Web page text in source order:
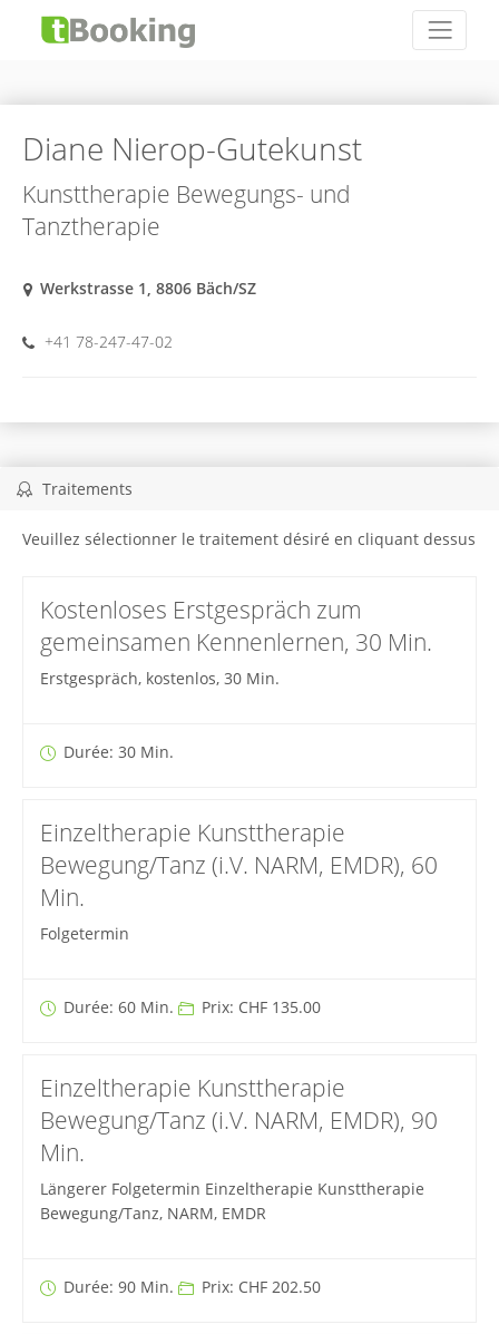
Diane Nierop-Gutekunst
Kunsttherapie Bewegungs- und
Tanztherapie
Werkstrasse 1, 8806 Bäch/SZ
+41 78-247-47-02
Traitements
Veuillez sélectionner le traitement désiré en cliquant dessus
Kostenloses Erstgespräch zum
gemeinsamen Kennenlernen, 30 Min.
Erstgespräch, kostenlos, 30 Min.
Durée: 30 Min.
Einzeltherapie Kunsttherapie
Bewegung/Tanz (i.V. NARM, EMDR), 60
Min.
Folgetermin
Durée: 60 Min. Prix: CHF 135.00
Einzeltherapie Kunsttherapie
Bewegung/Tanz (i.V. NARM, EMDR), 90
Min.
Längerer Folgetermin Einzeltherapie Kunsttherapie
Bewegung/Tanz, NARM, EMDR
Durée: 90 Min. Prix: CHF 202.50